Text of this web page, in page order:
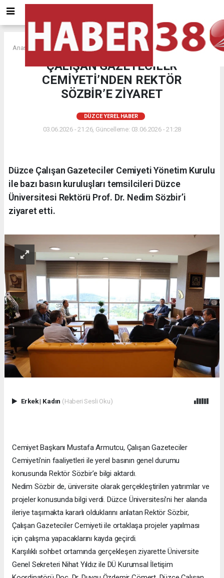
Anasayfa DÜZCE YEREL HABER
ÇALIŞAN GAZETECİLER
CEMİYETİ’NDEN REKTÖR
SÖZBİR’E ZİYARET
DÜZCE YEREL HABER
03.06.2026 - 21:26, Güncelleme: 03.06.2026 - 21:28
Düzce Çalışan Gazeteciler Cemiyeti Yönetim Kurulu
ile bazı basın kuruluşları temsilcileri Düzce
Üniversitesi Rektörü Prof. Dr. Nedim Sözbir’i
ziyaret etti.
Erkek| Kadın (Haberi Sesli Oku)
Cemiyet Başkanı Mustafa Armutcu, Çalışan Gazeteciler
Cemiyeti’nin faaliyetleri ile yerel basının genel durumu
konusunda Rektör Sözbir’e bilgi aktardı.
Nedim Sözbir de, üniversite olarak gerçekleştirilen yatırımlar ve
projeler konusunda bilgi verdi. Düzce Üniversitesi’ni her alanda
ileriye taşımakta kararlı olduklarını anlatan Rektör Sözbir,
Çalışan Gazeteciler Cemiyeti ile ortaklaşa projeler yapılması
için çalışma yapacaklarını kayda geçirdi.
Karşılıklı sohbet ortamında gerçekleşen ziyarette Üniversite
Genel Sekreteri Nihat Yıldız ile DÜ Kurumsal İletişim